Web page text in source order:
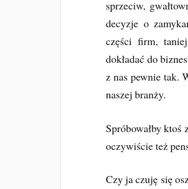
sprzeciw,
decyzje o
części firm,
dokładać do
z nas pewnie tak.
naszej branży.
Spróbowałby
oczywiście też
Czy ja czuję się